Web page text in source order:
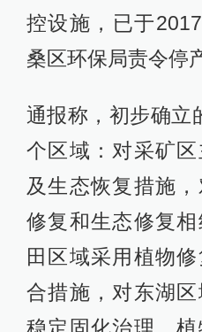
控设施，已于
桑区环保局责令停
通报称，初步确立
个区域：对采矿
及生态恢复措施
修复和生态修复
田区域采用植物
合措施，对东湖区